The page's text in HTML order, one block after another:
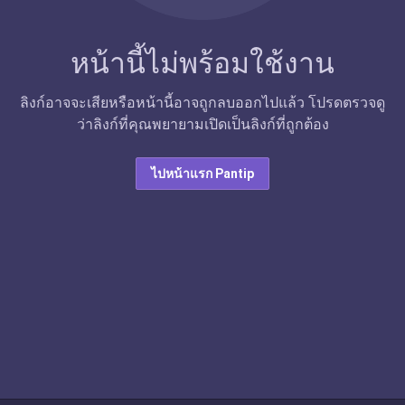
หน้านี้ไม่พร้อมใช้งาน
ลิงก์อาจจะเสียหรือหน้านี้อาจถูกลบออกไปแล้ว โปรดตรวจดู
ว่าลิงก์ที่คุณพยายามเปิดเป็นลิงก์ที่ถูกต้อง
ไปหน้าแรก Pantip